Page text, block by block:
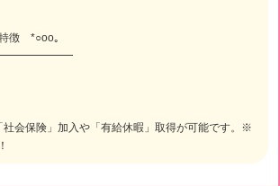
徴 *○оo｡
社会保険」加入や「有給休暇」取得が可能です。※